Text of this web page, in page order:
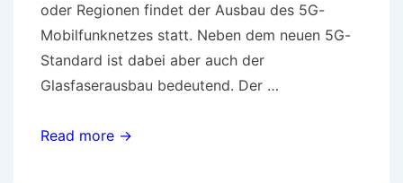
oder Regionen findet der Ausbau des 5G-
Mobilfunknetzes statt. Neben dem neuen 5G-
Standard ist dabei aber auch der
Glasfaserausbau bedeutend. Der …
Ausbau
Read more →